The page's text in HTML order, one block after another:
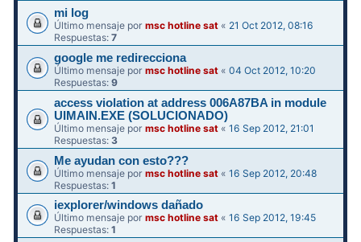
mi log
Último mensaje pormsc hotline sat « 21 Oct 2012, 08:16
Respuestas:7
google me redirecciona
Último mensaje pormsc hotline sat «04 Oct 2012, 10:20
Respuestas:9
access violation at address 006A87BA in module
UIMAIN.EXE (SOLUCIONADO)
Último mensaje pormsc hotline sat «16 Sep 2012, 21:01
Respuestas:3
Me ayudan con esto???
Último mensaje pormsc hotline sat «16 Sep 2012, 20:48
Respuestas:1
iexplorer/windows dañado
Último mensaje pormsc hotline sat «16 Sep 2012, 19:45
Respuestas:1